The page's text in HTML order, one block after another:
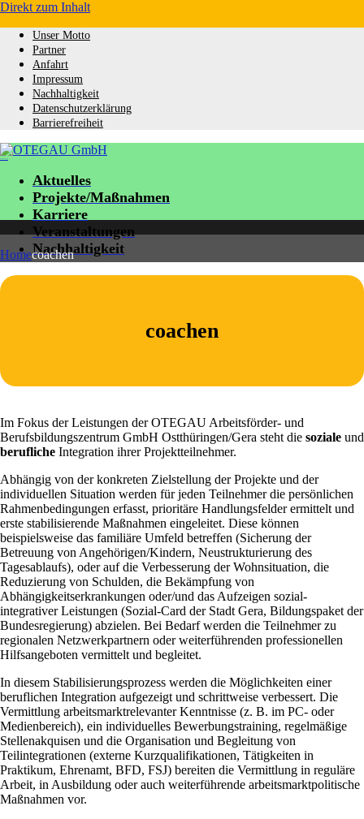
Direkt zum Inhalt
Unser Motto
Partner
Anfahrt
Impressum
Nachhaltigkeit
Datenschutzerklärung
Barrierefreiheit
Aktuelles
Projekte/Maßnahmen
Karriere
Veranstaltungen
Nachhaltigkeit
Homecoachen
coachen
Im Fokus der Leistungen der OTEGAU Arbeitsförder- und
Berufsbildungszentrum GmbH Ostthüringen/Gera steht die soziale und
berufliche Integration ihrer Projektteilnehmer.
Abhängig von der konkreten Zielstellung der Projekte und der
individuellen Situation werden für jeden Teilnehmer die persönlichen
Rahmenbedingungen erfasst, prioritäre Handlungsfelder ermittelt und
erste stabilisierende Maßnahmen eingeleitet. Diese können
beispielsweise das familiäre Umfeld betreffen (Sicherung der
Betreuung von Angehörigen/Kindern, Neustrukturierung des
Tagesablaufs), oder auf die Verbesserung der Wohnsituation, die
Reduzierung von Schulden, die Bekämpfung von
Abhängigkeitserkrankungen oder/und das Aufzeigen sozial-
integrativer Leistungen (Sozial-Card der Stadt Gera, Bildungspaket der
Bundesregierung) abzielen. Bei Bedarf werden die Teilnehmer zu
regionalen Netzwerkpartnern oder weiterführenden professionellen
Hilfsangeboten vermittelt und begleitet.
In diesem Stabilisierungsprozess werden die Möglichkeiten einer
beruflichen Integration aufgezeigt und schrittweise verbessert. Die
Vermittlung arbeitsmarktrelevanter Kenntnisse (z. B. im PC- oder
Medienbereich), ein individuelles Bewerbungstraining, regelmäßige
Stellenakquisen und die Organisation und Begleitung von
Teilintegrationen (externe Kurzqualifikationen, Tätigkeiten in
Praktikum, Ehrenamt, BFD, FSJ) bereiten die Vermittlung in reguläre
Arbeit, in Ausbildung oder auch weiterführende arbeitsmarktpolitische
Maßnahmen vor.